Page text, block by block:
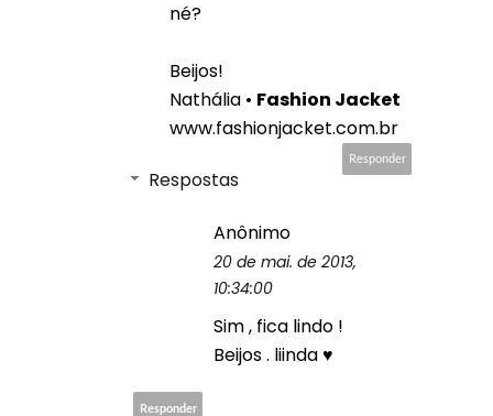
né?
Beijos!
Nathália • Fashion Jacket
www.fashionjacket.com.br
Responder
Respostas
Anônimo
20 de mai. de 2013,
10:34:00
Sim , fica lindo !
Beijos . liinda ♥
Responder